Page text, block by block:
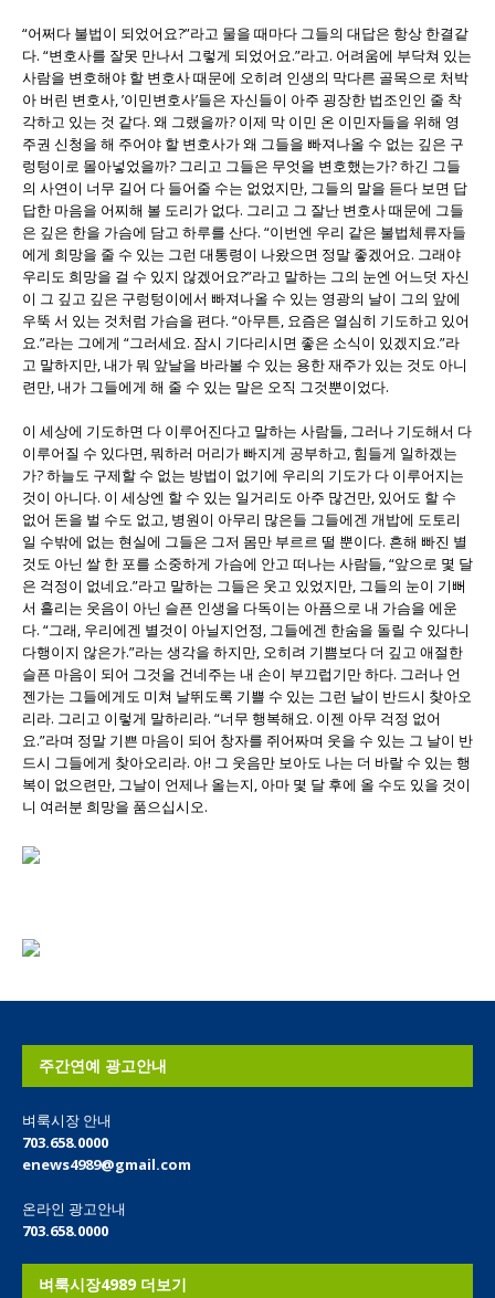
“어쩌다 불법이 되었어요?”라고 물을 때마다 그들의 대답은 항상 한결같
다. “변호사를 잘못 만나서 그렇게 되었어요.”라고. 어려움에 부닥쳐 있는
사람을 변호해야 할 변호사 때문에 오히려 인생의 막다른 골목으로 처박
아 버린 변호사, ’이민변호사’들은 자신들이 아주 굉장한 법조인인 줄 착
각하고 있는 것 같다. 왜 그랬을까? 이제 막 이민 온 이민자들을 위해 영
주권 신청을 해 주어야 할 변호사가 왜 그들을 빠져나올 수 없는 깊은 구
렁텅이로 몰아넣었을까? 그리고 그들은 무엇을 변호했는가? 하긴 그들
의 사연이 너무 길어 다 들어줄 수는 없었지만, 그들의 말을 듣다 보면 답
답한 마음을 어찌해 볼 도리가 없다. 그리고 그 잘난 변호사 때문에 그들
은 깊은 한을 가슴에 담고 하루를 산다. “이번엔 우리 같은 불법체류자들
에게 희망을 줄 수 있는 그런 대통령이 나왔으면 정말 좋겠어요. 그래야
우리도 희망을 걸 수 있지 않겠어요?”라고 말하는 그의 눈엔 어느덧 자신
이 그 깊고 깊은 구렁텅이에서 빠져나올 수 있는 영광의 날이 그의 앞에
우뚝 서 있는 것처럼 가슴을 편다. “아무튼, 요즘은 열심히 기도하고 있어
요.”라는 그에게 “그러세요. 잠시 기다리시면 좋은 소식이 있겠지요.”라
고 말하지만, 내가 뭐 앞날을 바라볼 수 있는 용한 재주가 있는 것도 아니
련만, 내가 그들에게 해 줄 수 있는 말은 오직 그것뿐이었다.
이 세상에 기도하면 다 이루어진다고 말하는 사람들, 그러나 기도해서 다
이루어질 수 있다면, 뭐하러 머리가 빠지게 공부하고, 힘들게 일하겠는
가? 하늘도 구제할 수 없는 방법이 없기에 우리의 기도가 다 이루어지는
것이 아니다. 이 세상엔 할 수 있는 일거리도 아주 많건만, 있어도 할 수
없어 돈을 벌 수도 없고, 병원이 아무리 많은들 그들에겐 개밥에 도토리
일 수밖에 없는 현실에 그들은 그저 몸만 부르르 떨 뿐이다. 흔해 빠진 별
것도 아닌 쌀 한 포를 소중하게 가슴에 안고 떠나는 사람들, “앞으로 몇 달
은 걱정이 없네요.”라고 말하는 그들은 웃고 있었지만, 그들의 눈이 기뻐
서 흘리는 웃음이 아닌 슬픈 인생을 다독이는 아픔으로 내 가슴을 에운
다. “그래, 우리에겐 별것이 아닐지언정, 그들에겐 한숨을 돌릴 수 있다니
다행이지 않은가.”라는 생각을 하지만, 오히려 기쁨보다 더 깊고 애절한
슬픈 마음이 되어 그것을 건네주는 내 손이 부끄럽기만 하다. 그러나 언
젠가는 그들에게도 미쳐 날뛰도록 기쁠 수 있는 그런 날이 반드시 찾아오
리라. 그리고 이렇게 말하리라. “너무 행복해요. 이젠 아무 걱정 없어
요.”라며 정말 기쁜 마음이 되어 창자를 쥐어짜며 웃을 수 있는 그 날이 반
드시 그들에게 찾아오리라. 아! 그 웃음만 보아도 나는 더 바랄 수 있는 행
복이 없으련만, 그날이 언제나 올는지, 아마 몇 달 후에 올 수도 있을 것이
니 여러분 희망을 품으십시오.
주간연예 광고안내
벼룩시장 안내
703.658.0000
enews4989@gmail.com
온라인 광고안내
703.658.0000
벼룩시장4989 더보기